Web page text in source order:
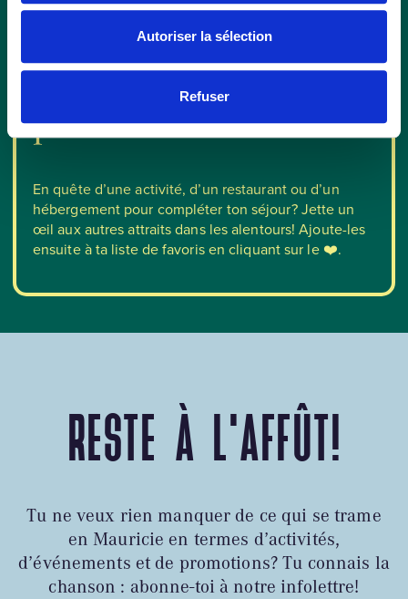
Autoriser la sélection
Refuser
Autres attraits à
proximité
En quête d’une activité, d’un restaurant ou d’un
hébergement pour compléter ton séjour? Jette un
œil aux autres attraits dans les alentours! Ajoute-les
ensuite à ta liste de favoris en cliquant sur le ❤️.
RESTE À L'AFFÛT!
Tu ne veux rien manquer de ce qui se trame
en Mauricie en termes d’activités,
d’événements et de promotions? Tu connais la
chanson : abonne-toi à notre infolettre!